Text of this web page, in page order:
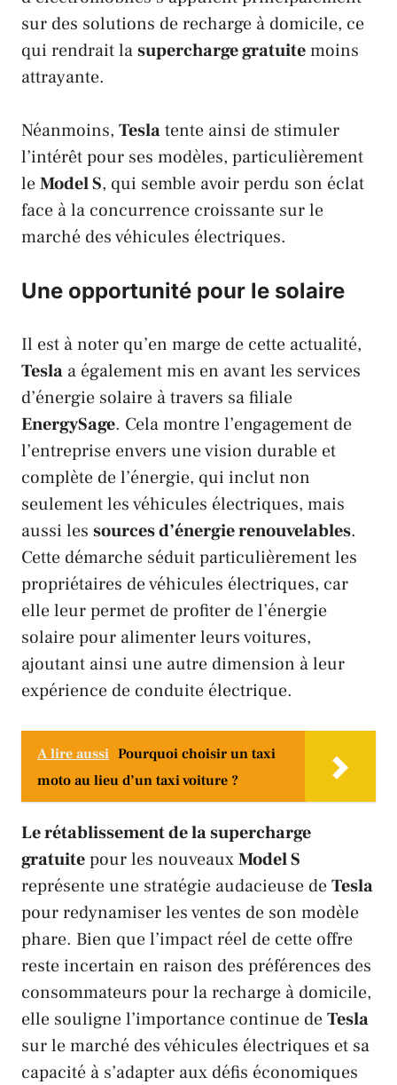
sur des solutions de recharge à domicile, ce
qui rendrait lasupercharge gratuitemoins
attrayante.
Néanmoins, Teslatente ainsi de stimuler
l’intérêt pour ses modèles, particulièrement
leModel S, qui semble avoir perdu son éclat
face à la concurrence croissante sur le
marché des véhicules électriques.
Une opportunité pour le solaire
Il est à noter qu’en marge de cette actualité,
Tesla a également mis en avant les services
d’énergie solaire à travers sa filiale
EnergySage. Cela montre l’engagement de
l’entreprise envers une vision durable et
complète de l’énergie, qui inclut non
seulement les véhicules électriques, mais
aussi les sources d’énergie renouvelables.
Cette démarche séduit particulièrement les
propriétaires de véhicules électriques, car
elle leur permet de profiter de l’énergie
solaire pour alimenter leurs voitures,
ajoutant ainsi une autre dimension à leur
expérience de conduite électrique.
A lire aussi Pourquoi choisir un taxi
moto au lieu d’un taxi voiture ?
Le rétablissement de la supercharge
gratuitepour les nouveauxModel S
représente une stratégie audacieuse deTesla
pour redynamiser les ventes de son modèle
phare. Bien que l’impact réel de cette offre
reste incertain en raison des préférences des
consommateurs pour la recharge à domicile,
elle souligne l’importance continue deTesla
sur le marché des véhicules électriques et sa
capacité à s’adapter aux défis économiques